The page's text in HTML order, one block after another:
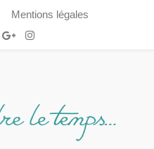
Mentions légales